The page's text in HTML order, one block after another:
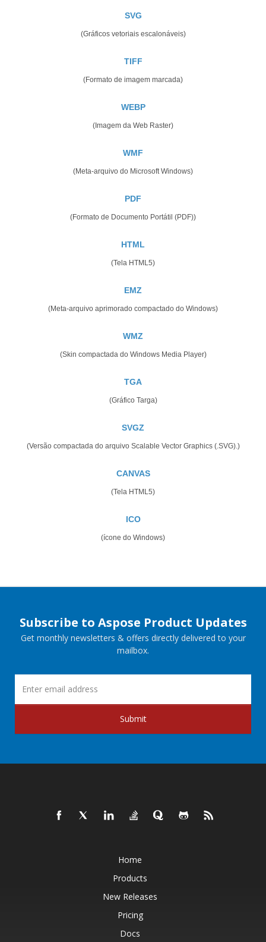
SVG
(Gráficos vetoriais escalonáveis)
TIFF
(Formato de imagem marcada)
WEBP
(Imagem da Web Raster)
WMF
(Meta-arquivo do Microsoft Windows)
PDF
(Formato de Documento Portátil (PDF))
HTML
(Tela HTML5)
EMZ
(Meta-arquivo aprimorado compactado do Windows)
WMZ
(Skin compactada do Windows Media Player)
TGA
(Gráfico Targa)
SVGZ
(Versão compactada do arquivo Scalable Vector Graphics (.SVG).)
CANVAS
(Tela HTML5)
ICO
(ícone do Windows)
Subscribe to Aspose Product Updates
Get monthly newsletters & offers directly delivered to your
mailbox.
Submit
Home
Products
New Releases
Pricing
Docs